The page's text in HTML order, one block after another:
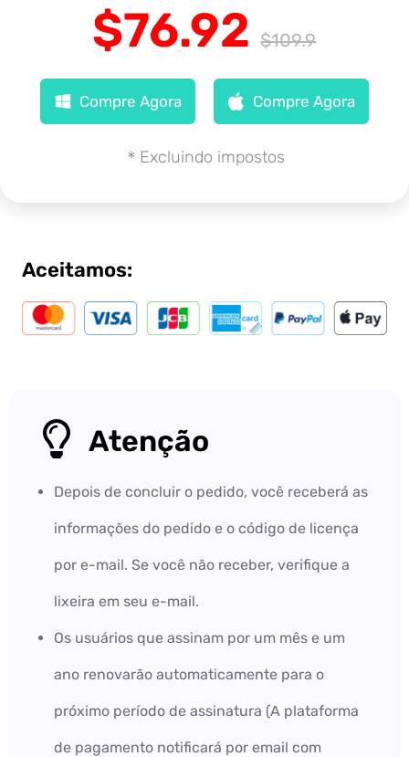
$76.92$109.9
Compre Agora Compre Agora
＊Excluindo impostos
Aceitamos:
Atenção
Depois de concluir o pedido, você receberá as
informações do pedido e o código de licença
por e-mail. Se você não receber, verifique a
lixeira em seu e-mail.
Os usuários que assinam por um mês e um
ano renovarão automaticamente para o
próximo período de assinatura (A plataforma
de pagamento notificará por email com